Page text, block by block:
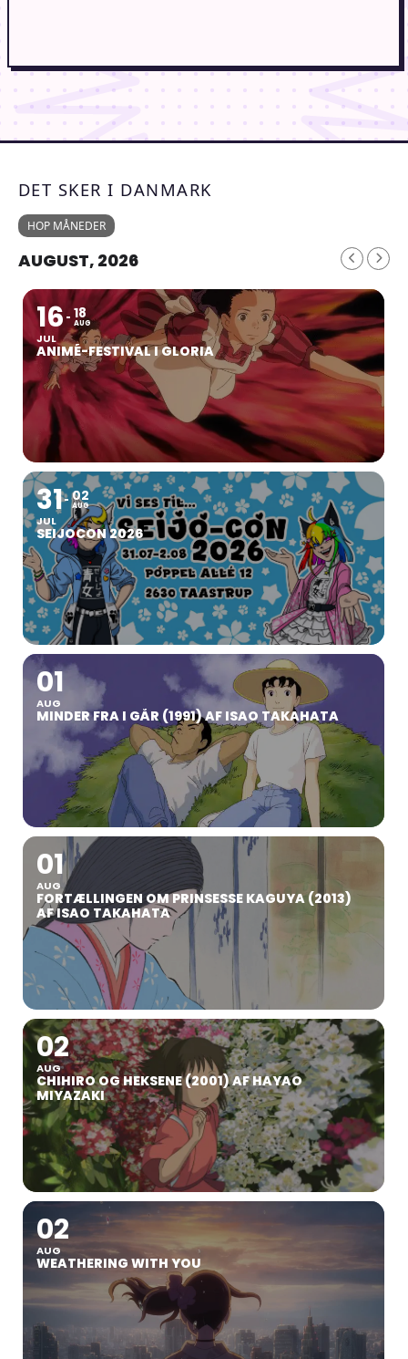
DET SKER I DANMARK
HOP MÅNEDER
AUGUST, 2026
16
JUL
18
AUG
ANIMÉ-FESTIVAL I GLORIA
31
JUL
02
AUG
SEIJOCON 2026
01
AUG
MINDER FRA I GÅR (1991) AF ISAO TAKAHATA
01
AUG
FORTÆLLINGEN OM PRINSESSE KAGUYA (2013)
AF ISAO TAKAHATA
02
AUG
CHIHIRO OG HEKSENE (2001) AF HAYAO
MIYAZAKI
02
AUG
WEATHERING WITH YOU